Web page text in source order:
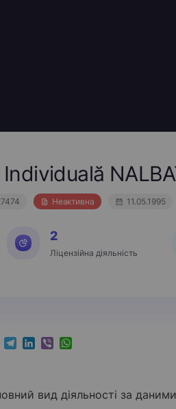
Неактивна 11.05.1995
2
Ліцензійна діяльність
Telegram
LinkedIn
ViberWhatsApp
вид діяльності за